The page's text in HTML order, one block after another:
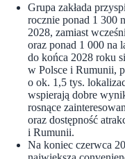
Grupa zakłada
rocznie ponad 1 300
2028, zamiast
oraz ponad 1 000 na
do końca 2028 roku
w Polsce i Rumunii,
o ok. 1,5 tys.
wspierają dobre
rosnące
oraz dostępność
i Rumunii.
Na koniec czerwca